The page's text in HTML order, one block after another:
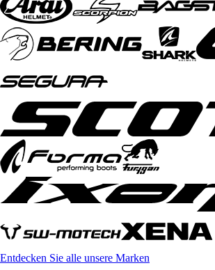
Entdecken Sie alle unsere Marken